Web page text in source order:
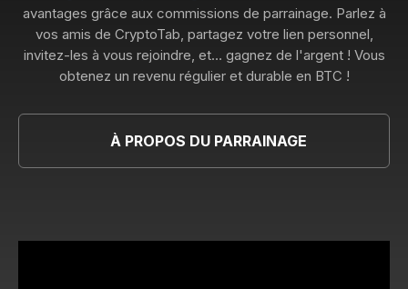
avantages grâce aux commissions de parrainage. Parlez à
vos amis de CryptoTab, partagez votre lien personnel,
invitez-les à vous rejoindre, et… gagnez de l'argent ! Vous
obtenez un revenu régulier et durable en BTC !
À PROPOS DU PARRAINAGE